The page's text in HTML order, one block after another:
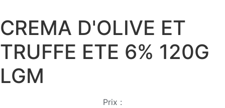
CREMA D'OLIVE ET
TRUFFE ETE 6% 120G
LGM
Prix :